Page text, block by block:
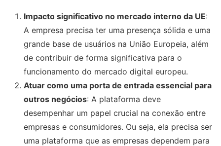
Impacto significativo no mercado interno da UE:
A empresa precisa ter uma presença sólida e uma
grande base de usuários na União Europeia, além
de contribuir de forma significativa para o
funcionamento do mercado digital europeu.
Atuar como uma porta de entrada essencial para
outros negócios: A plataforma deve
desempenhar um papel crucial na conexão entre
empresas e consumidores. Ou seja, ela precisa ser
uma plataforma que as empresas dependem para